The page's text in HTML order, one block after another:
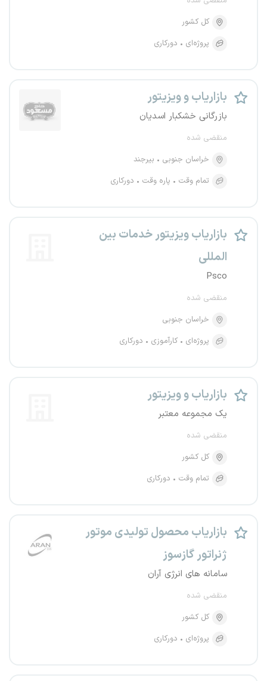
کل کشور
پروژه‌ای
دورکاری
بازاریاب و ویزیتور
بازرگانی خشکبار اسدیان
منقضی شده
خراسان جنوبی
بیرجند
تمام وقت
پاره وقت دورکاری
بازاریاب ویزیتور خدمات بین
المللی
Psco
منقضی شده
خراسان جنوبی
پروژه‌ای
کارآموزی دورکاری
بازاریاب و ویزیتور
یک مجموعه معتبر
منقضی شده
کل کشور
تمام وقت
دورکاری
بازاریاب محصول تولیدی موتور
ژنراتور گازسوز
سامانه های انرژی آران
منقضی شده
کل کشور
پروژه‌ای
دورکاری